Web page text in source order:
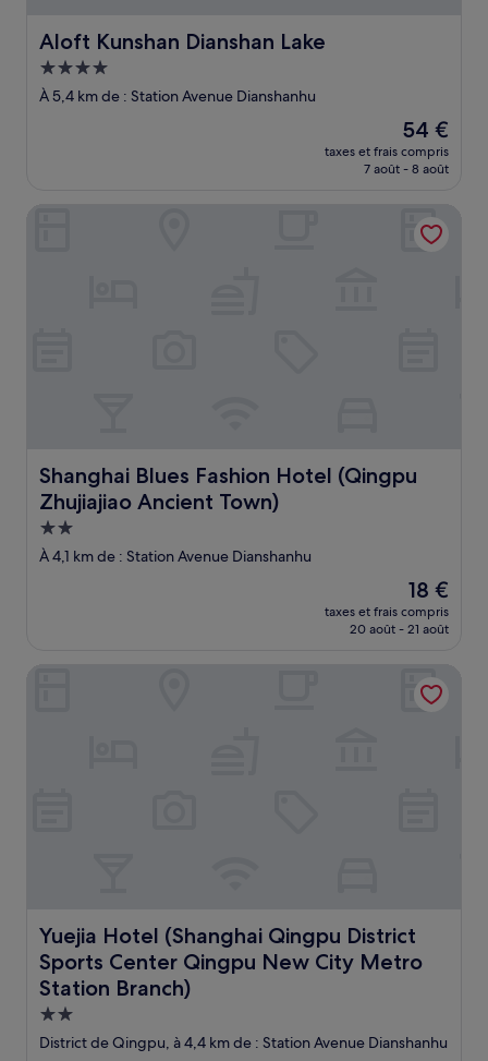
Aloft Kunshan Dianshan Lake
Aloft Kunshan Dianshan Lake
Hébergement
4.0 étoiles
À 5,4 km de : Station Avenue Dianshanhu
Le
nouveau
prix
de
54 €
54 €
taxes et frais compris
7 août - 8 août
Shanghai Blues Fashion Hotel (Qingpu
Zhujiajiao Ancient Town)
Shanghai Blues Fashion Hotel (Qingpu Zhujiajiao
Hébergement
2.0 étoiles
À 4,1 km de : Station Avenue Dianshanhu
Le
nouveau
prix
de
18 €
18 €
taxes et frais compris
20 août - 21 août
Shanghai Blues Fashion Hotel (Qingpu Zhujiajiao Ancient
Yuejia Hotel (Shanghai Qingpu District
Sports Center Qingpu New City Metro
Station Branch)
Yuejia Hotel (Shanghai Qingpu District Sports Center
Hébergement
2.0 étoiles
District de Qingpu, à 4,4 km de : Station Avenue Dianshanhu
Yuejia Hotel (Shanghai Qingpu District Sports Center